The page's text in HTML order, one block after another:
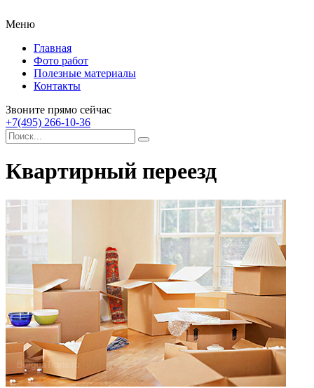
Меню
Главная
Фото работ
Полезные материалы
Контакты
Звоните прямо сейчас
+7(495) 266-10-36
Квартирный переезд